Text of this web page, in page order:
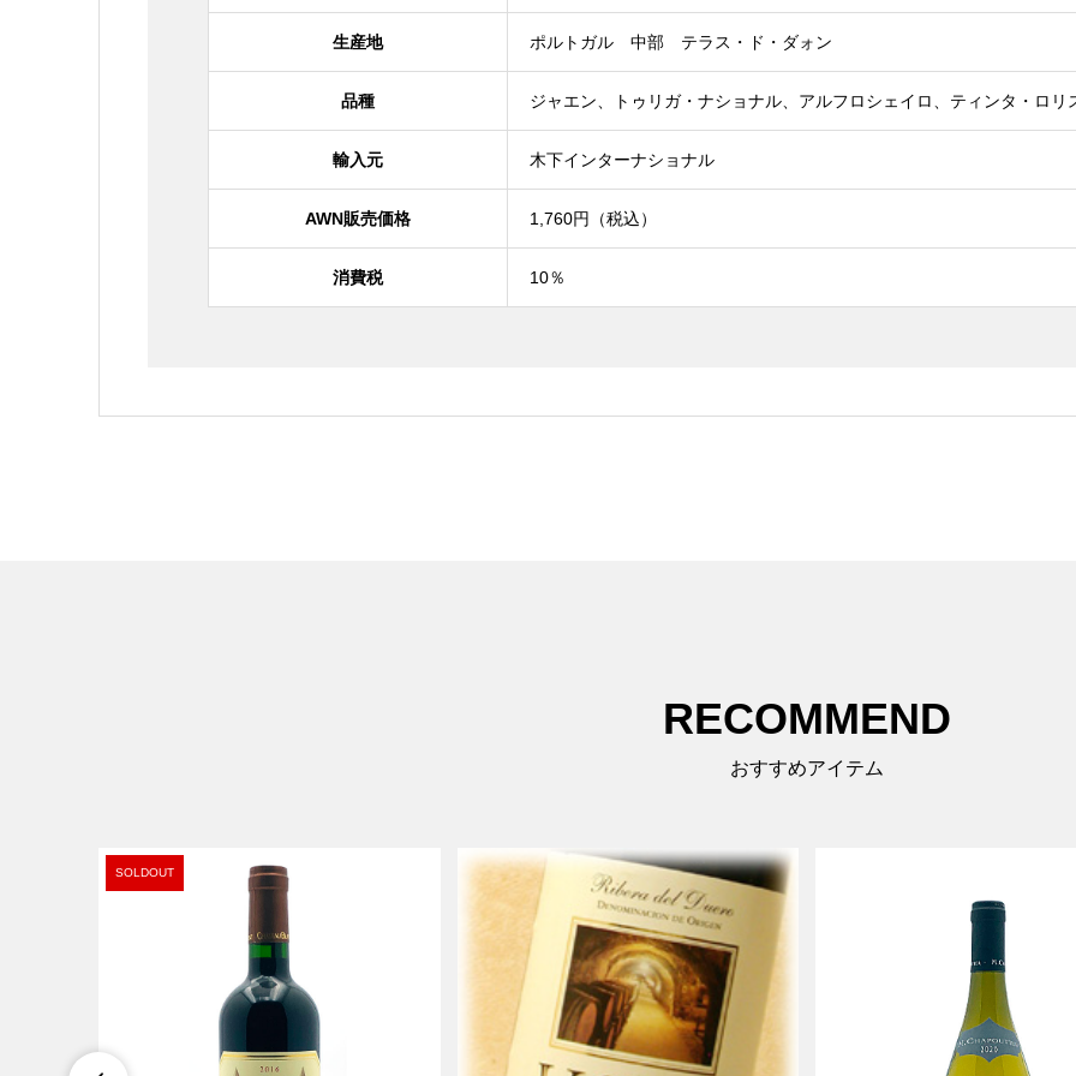
生産地 ポルトガル 中部 テラス・ド・ダォン
品種 ジャエン、トゥリガ・ナショナル、アルフロシェイロ、ティンタ・ロリ
輸入元 木下インターナショナル
AWN販売価格 1,760円（税込）
消費税 10％
RECOMMEND
おすすめアイテム
SOLDOUT